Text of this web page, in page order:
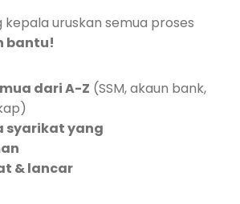
kepala uruskan semua proses
bantu!
dari A-Z (SSM, akaun bank,
syarikat yang
& lancar